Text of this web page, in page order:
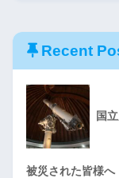
Recent
国
被災された皆様へ